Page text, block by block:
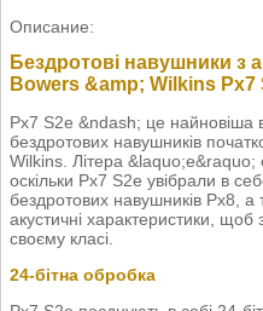
Описание:
Бездротові навушники з
Bowers &amp; Wilkins Px7
Px7 S2e &ndash; це найновіша
бездротових навушників
Wilkins. Літера &laquo;е&raquo;
оскільки Px7 S2e увібрали в
бездротових навушників Px8,
акустичні характеристики,
своєму класі.
24-бітна обробка